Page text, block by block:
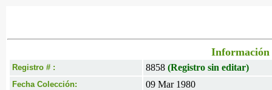
Información
Registro # : 8858 (Registro sin editar)
Fecha Colección: 09 Mar 1980